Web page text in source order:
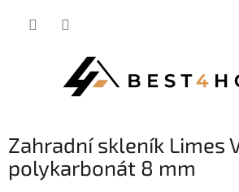
Zahradní skleník Limes Variant M,
polykarbonát 8 mm